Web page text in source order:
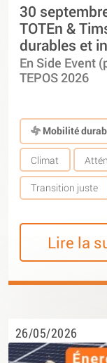
30
TOTEn &
durables et
En Side Event
TEPOS 2026
Mobilité
Climat
Transition juste
Lire la
26/05/2026